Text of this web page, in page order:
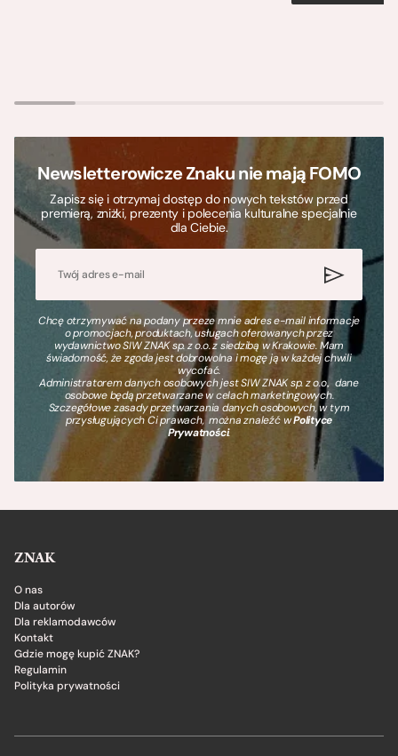
Newsletterowicze Znaku nie mają FOMO
Zapisz się i otrzymaj dostęp do nowych tekstów przed
premierą, zniżki, prezenty i polecenia kulturalne specjalnie
dla Ciebie.
Chcę otrzymywać na podany przeze mnie adres e-mail informacje
o promocjach, produktach, usługach oferowanych przez
wydawnictwo SIW ZNAK sp. z o.o. z siedzibą w Krakowie. Mam
świadomość, że zgoda jest dobrowolna i mogę ją w każdej chwili
wycofać.
Administratorem danych osobowych jest SIW ZNAK sp. z o.o., dane
osobowe będą przetwarzane w celach marketingowych.
Szczegółowe zasady przetwarzania danych osobowych, w tym
przysługujących Ci prawach, można znaleźć wPolityce
Prywatności.
ZNAK
O nas
Dla autorów
Dla reklamodawców
Kontakt
Gdzie mogę kupić ZNAK?
Regulamin
Polityka prywatności